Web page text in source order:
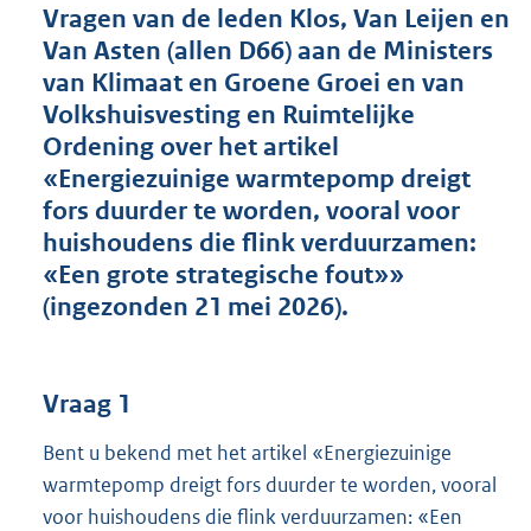
d
s
g
r
o
t
:
3
9
Vragen van de leden Klos, Van Leijen en
Van Asten (allen D66) aan de Ministers
van Klimaat en Groene Groei en van
Volkshuisvesting en Ruimtelijke
Ordening over het artikel
«Energiezuinige warmtepomp dreigt
fors duurder te worden, vooral voor
huishoudens die flink verduurzamen:
«Een grote strategische fout»»
(ingezonden 21 mei 2026).
Vraag 1
Bent u bekend met het artikel «Energiezuinige
warmtepomp dreigt fors duurder te worden, vooral
voor huishoudens die flink verduurzamen: «Een